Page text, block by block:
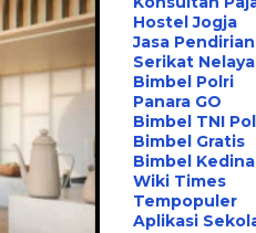
Hostel Jogja
Jasa Pendirian
Serikat
Bimbel Polri
Panara GO
Bimbel TNI
Bimbel Gratis
Bimbel
Wiki Times
Tempopuler
Aplikasi